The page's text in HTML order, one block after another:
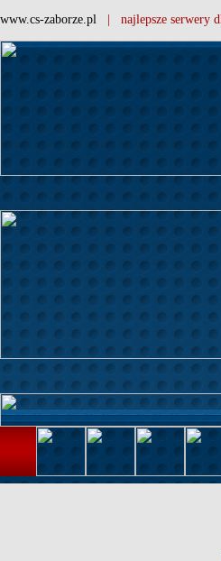
www.cs-zaborze.pl | najlepsze serwery